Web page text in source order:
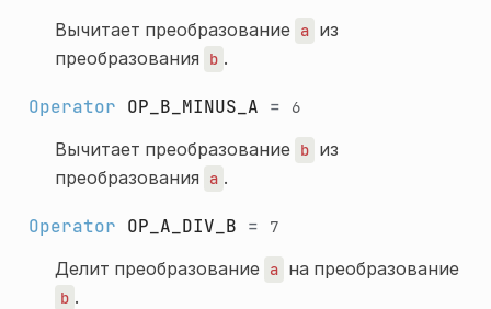
Вычитает преобразование a из
преобразования
b .
Operator OP_B_MINUS_A = 6
Вычитает преобразование b из
преобразования
a .
Operator OP_A_DIV_B = 7
Делит преобразование a на преобразование
b .